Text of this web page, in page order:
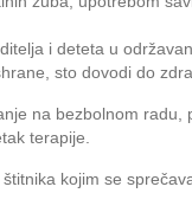
i deteta u
sto dovodi do
na bezbolnom radu,
terapije.
kojim se